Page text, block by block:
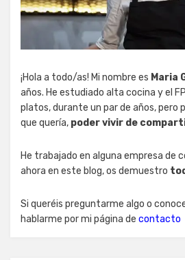
¡Hola a todo/as! Mi nombre es Maria
años. He estudiado alta cocina y el
platos, durante un par de años, pero
que quería, poder vivir de
He trabajado en alguna empresa de
ahora en este blog, os demuestro
Si queréis preguntarme algo o
hablarme por mi página de contacto